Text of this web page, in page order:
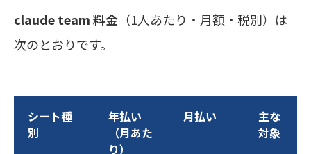
claude team 料金 （1人あたり・月額・税別）は
次のとおりです。
シート種
別
年払い
（月あた
り）
月払い
主な
対象